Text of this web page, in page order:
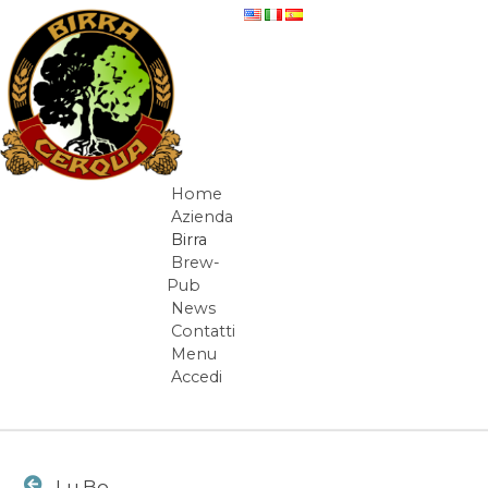
Salta al contenuto
Lu.Bo - beer-detailNavigazione
Home
Azienda
Birra
Brew-
Pub
News
Contatti
Menu
Accedi